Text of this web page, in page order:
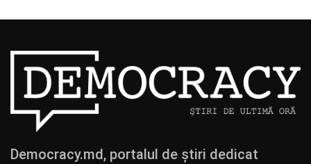
Democracy.md, portalul de știri dedicat